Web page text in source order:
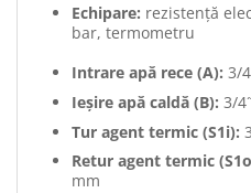
Echipare: rezistență
bar, termometru
Intrare apă rece (A): 3/
Ieșire apă caldă (B): 3/
Tur agent termic (S1i):
Retur agent termic
mm